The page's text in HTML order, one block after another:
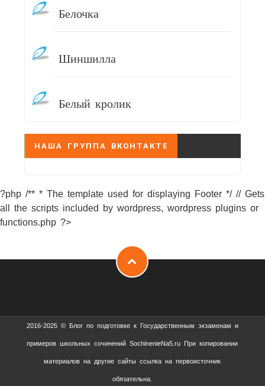
Белочка
Шиншилла
Белый кролик
НАША ГРУППА ВКОНТАКТЕ
?php /** * The template used for displaying Footer */ // Gets
all the scripts included by wordpress, wordpress plugins or
functions.php ?>
2016-2025 © Блог по подготовке к Государственным экзаменам и
примеров школьных сочинений SochinenieNa5.ru При копировании
материалов на другие сайты ссылка на первоисточник
обязательна.